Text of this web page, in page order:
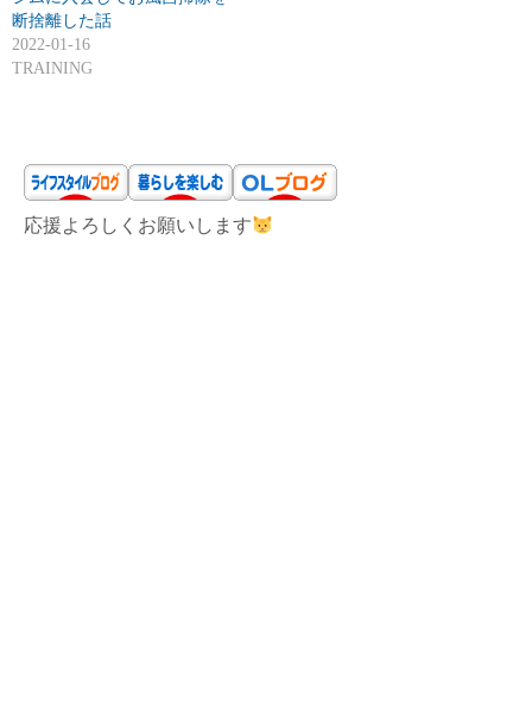
断捨離した話
2022-01-16
TRAINING
応援よろしくお願いします